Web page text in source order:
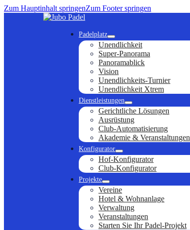
Zum Hauptinhalt springenZum Footer springen
Padelplatz
Unendlichkeit
Super-Panorama
Panoramablick
Vision
Unendlichkeits-Turnier
Unendlichkeit Xtrem
Dienstleistungen
Gerichtliche Lösungen
Ausrüstung
Club-Automatisierung
Akademie & Veranstaltungen
Konfigurator
Hof-Konfigurator
Club-Konfigurator
Projekte
Vereine
Hotel & Wohnanlage
Verwaltung
Veranstaltungen
Starten Sie Ihr Padel-Projekt